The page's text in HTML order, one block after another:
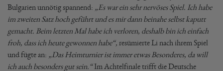
Bulgarien unnötig spannend: „Es war ein sehr nervöses Spiel. Ich habe
im zweiten Satz hoch geführt und es mir dann beinahe selbst kaputt
gemacht. Beim letzten Mal habe ich verloren, deshalb bin ich einfach
froh, dass ich heute gewonnen habe“, resümierte Li nach ihrem Spiel
und fügte an: „Das Heimturnier ist immer etwas Besonderes, da will
ich auch besonders gut sein.“Im Achtelfinale trifft die Deutsche